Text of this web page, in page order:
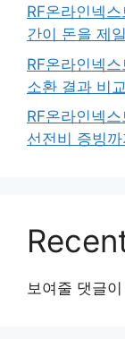
RF온라인넥
간이 돈을 제
RF온라인넥
소환 결과 비
RF온라인넥
선전비 증빙
보여줄 댓글